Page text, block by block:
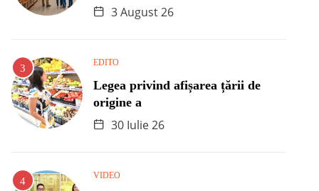
3 August 26
EDITO
Legea privind afișarea țării de
origine a
30 Iulie 26
VIDEO